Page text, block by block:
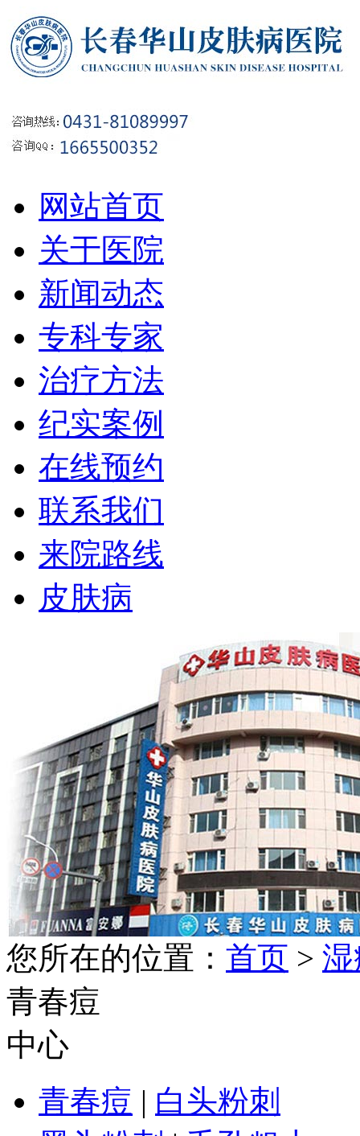
网站首页
关于医院
新闻动态
专科专家
治疗方法
纪实案例
在线预约
联系我们
来院路线
皮肤病
您所在的位置： 首页 >
青春痘
中心
青春痘 | 白头粉刺